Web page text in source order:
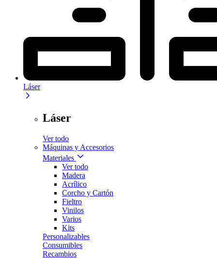
Láser
Láser
Ver todo
Máquinas y Accesorios
Materiales
Ver todo
Madera
Acrílico
Corcho y Cartón
Fieltro
Vinilos
Varios
Kits
Personalizables
Consumibles
Recambios